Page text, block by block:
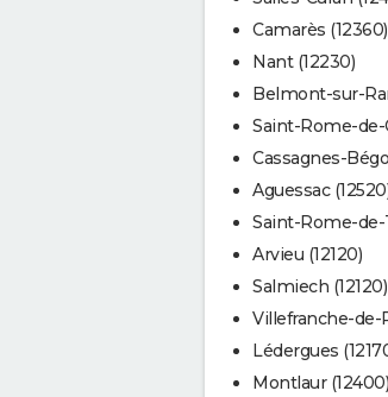
Camarès (12360)
Nant (12230)
Belmont-sur-
Saint-Rome-de-
Cassagnes-
Aguessac
Saint-Rome-de-
Arvieu (12120)
Salmiech (12120)
Villefranche-de-
Lédergues
Montlaur (12400)